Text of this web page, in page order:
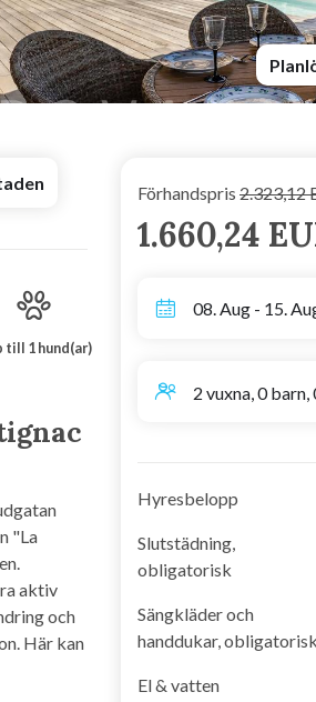
till 1 hund(ar)
"La
aktiv
och
Här kan
Förhandspris 2.323,12
1.660,24
08. Aug - 15.
2 vuxna, 0
Hyresbelopp
Slutstädning,
obligatorisk
Sängkläder och
handdukar, obligatorisk
El & vatten